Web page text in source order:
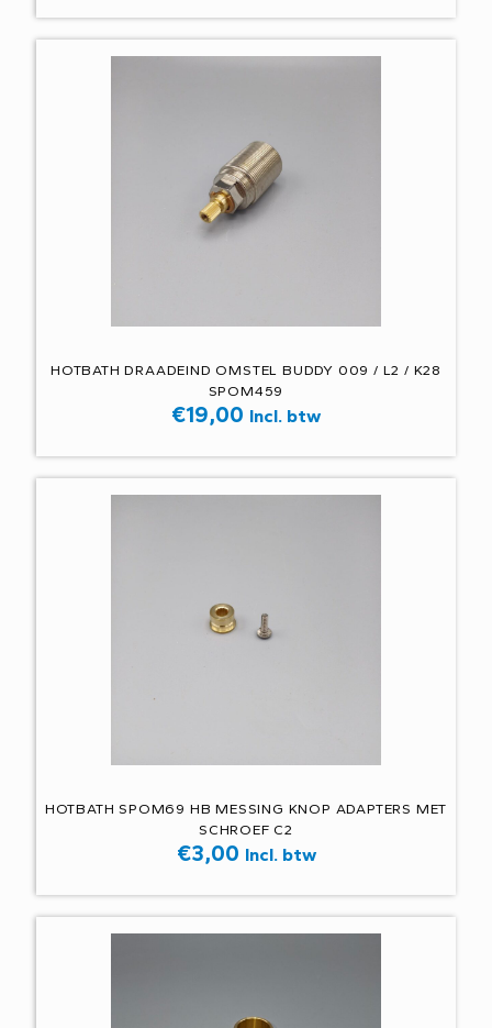
HOTBATH DRAADEIND OMSTEL BUDDY 009 / L2 / K28
SPOM459
€19,00 Incl. btw
HOTBATH SPOM69 HB MESSING KNOP ADAPTERS MET
SCHROEF C2
€3,00 Incl. btw